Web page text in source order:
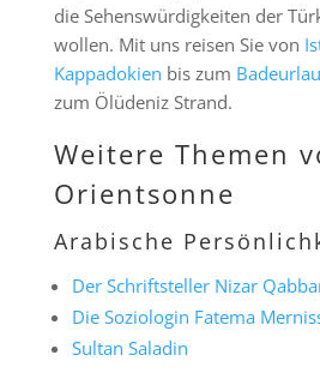
die Sehenswürdigkeiten der
wollen. Mit uns reisen Sie von
Kappadokien bis zum
zum Ölüdeniz Strand.
Weitere Themen
Orientsonne
Arabische
Der Schriftsteller Nizar
Die Soziologin Fatema
Sultan Saladin